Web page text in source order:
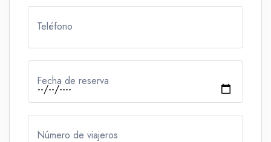
Teléfono
Fecha de reserva
Número de viajeros